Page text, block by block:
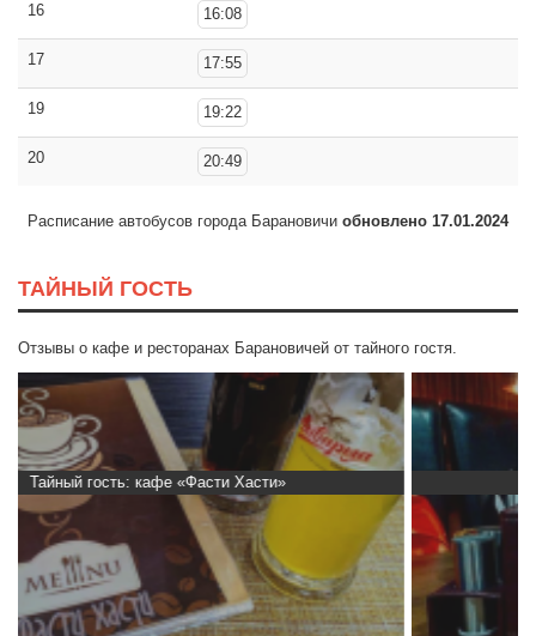
16 16:08
17 17:55
19 19:22
20 20:49
Расписание автобусов города Барановичи обновлено 17.01.2024
ТАЙНЫЙ ГОСТЬ
Отзывы о кафе и ресторанах Барановичей от тайного гостя.
Тайный гость: ресторан «Пиросмани»